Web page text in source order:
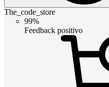
The_code_store
99%
Feedback positivo